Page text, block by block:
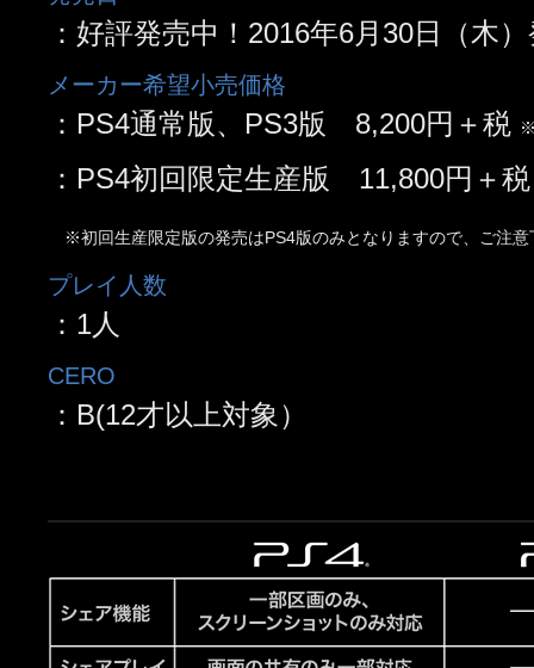
：好評発売中！2016年6月30日（木
メーカー希望小売価格
：PS4通常版、PS3版 8,200円＋税
：PS4初回限定生産版 11,800円＋税
※初回生産限定版の発売はPS4版のみとなりますので、ご注意
プレイ人数
：1人
CERO
：B(12才以上対象）